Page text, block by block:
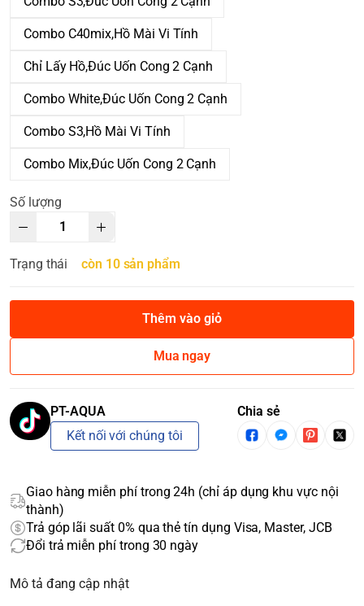
Combo C40mix,Hồ Mài Vi Tính
Chỉ Lấy Hồ,Đúc Uốn Cong 2 Cạnh
Combo White,Đúc Uốn Cong 2 Cạnh
Combo S3,Hồ Mài Vi Tính
Combo Mix,Đúc Uốn Cong 2 Cạnh
Số lượng
Trạng thái còn 10 sản phẩm
Thêm vào giỏ
Mua ngay
PT-AQUA
Kết nối với chúng tôi
Chia sẻ
Giao hàng miễn phí trong 24h (chỉ áp dụng khu vực nội
thành)
Trả góp lãi suất 0% qua thẻ tín dụng Visa, Master, JCB
Đổi trả miễn phí trong 30 ngày
Mô tả đang cập nhật